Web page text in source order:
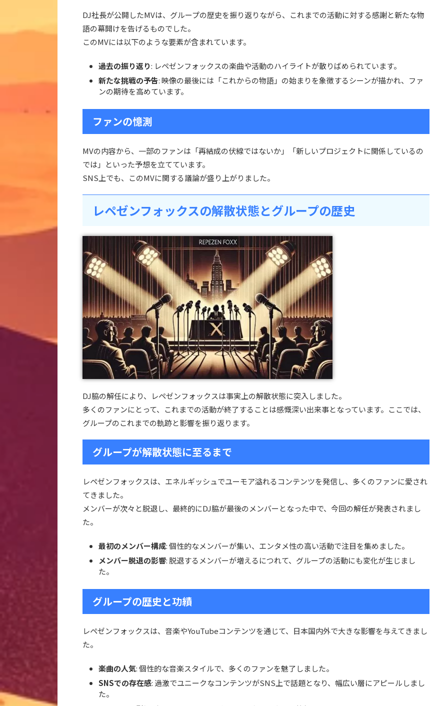
DJ社長が公開したMVは、グループの歴史を振り返りながら、これまでの活動に対する感謝と新たな物
語の幕開けを告げるものでした。
このMVには以下のような要素が含まれています。
過去の振り返り: レペゼンフォックスの楽曲や活動のハイライトが散りばめられています。
新たな挑戦の予告: 映像の最後には「これからの物語」の始まりを象徴するシーンが描かれ、ファ
ンの期待を高めています。
ファンの憶測
MVの内容から、一部のファンは「再結成の伏線ではないか」「新しいプロジェクトに関係しているの
では」といった予想を立てています。
SNS上でも、このMVに関する議論が盛り上がりました。
レペゼンフォックスの解散状態とグループの歴史
DJ脇の解任により、レペゼンフォックスは事実上の解散状態に突入しました。
多くのファンにとって、これまでの活動が終了することは感慨深い出来事となっています。ここでは、
グループのこれまでの軌跡と影響を振り返ります。
グループが解散状態に至るまで
レペゼンフォックスは、エネルギッシュでユーモア溢れるコンテンツを発信し、多くのファンに愛され
てきました。
メンバーが次々と脱退し、最終的にDJ脇が最後のメンバーとなった中で、今回の解任が発表されまし
た。
最初のメンバー構成: 個性的なメンバーが集い、エンタメ性の高い活動で注目を集めました。
メンバー脱退の影響: 脱退するメンバーが増えるにつれて、グループの活動にも変化が生じまし
た。
グループの歴史と功績
レペゼンフォックスは、音楽やYouTubeコンテンツを通じて、日本国内外で大きな影響を与えてきまし
た。
楽曲の人気: 個性的な音楽スタイルで、多くのファンを魅了しました。
SNSでの存在感: 過激でユニークなコンテンツがSNS上で話題となり、幅広い層にアピールしまし
た。